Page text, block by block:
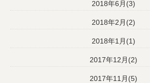
2018年6月(3)
2018年2月(2)
2018年1月(1)
2017年12月(2)
2017年11月(5)